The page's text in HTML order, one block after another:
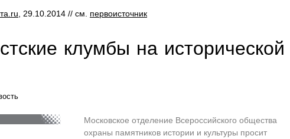
, 29.10.2014 // см. первоисточник
клумбы на исторической
Московское отделение Всероссийского общества
охраны памятников истории и культуры просит